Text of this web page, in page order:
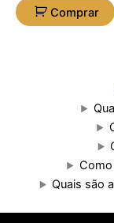
Comprar
Como
Quais são